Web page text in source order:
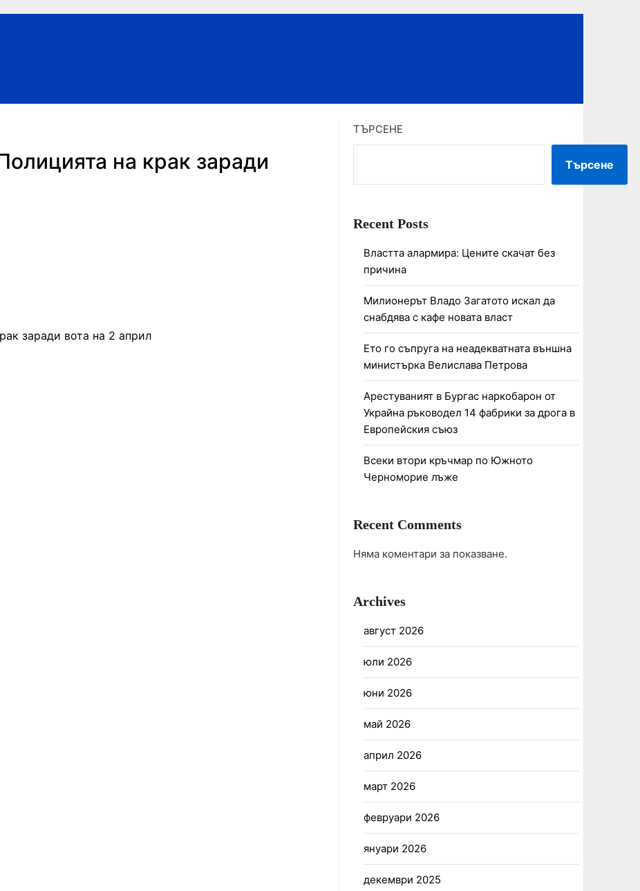
на крак заради
заради вота на 2 април
ТЪРСЕНЕ
Търсене
Recent Posts
Властта алармира: Цените скачат без
причина
Милионерът Владо Загатото искал да
снабдява с кафе новата власт
Ето го съпруга на неадекватната външна
министърка Велислава Петрова
Арестуваният в Бургас наркобарон от
Украйна ръководел 14 фабрики за дрога в
Европейския съюз
Всеки втори кръчмар по Южното
Черноморие лъже
Recent Comments
Няма коментари за показване.
Archives
август 2026
юли 2026
юни 2026
май 2026
април 2026
март 2026
февруари 2026
януари 2026
декември 2025